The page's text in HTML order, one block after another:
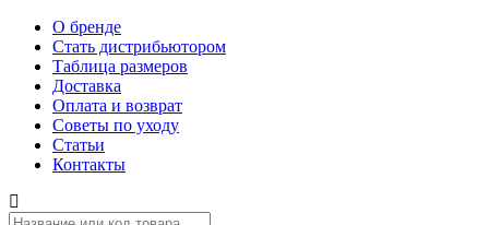
О бренде
Стать дистрибьютором
Таблица размеров
Доставка
Оплата и возврат
Советы по уходу
Статьи
Контакты